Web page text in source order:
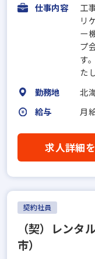
仕事内容
工
リ
ー
プ
す
た
勤務地
北
給与
月
求人詳細
契約社員
（契）レンタ
市）